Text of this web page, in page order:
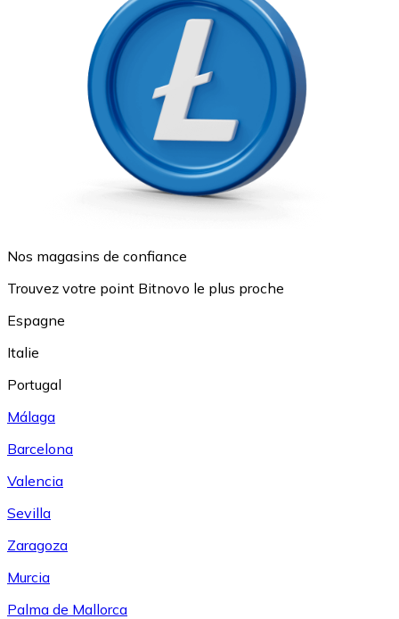
Nos magasins de confiance
Trouvez votre point Bitnovo le plus proche
Espagne
Italie
Portugal
Málaga
Barcelona
Valencia
Sevilla
Zaragoza
Murcia
Palma de Mallorca